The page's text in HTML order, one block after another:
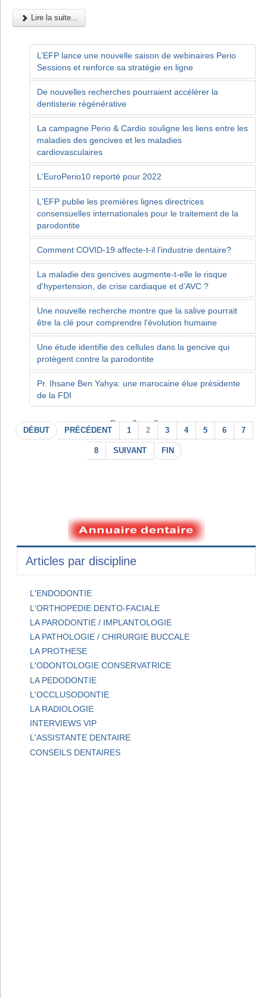
Lire la suite...
L’EFP lance une nouvelle saison de webinaires Perio
Sessions et renforce sa stratégie en ligne
De nouvelles recherches pourraient accélérer la
dentisterie régénérative
La campagne Perio & Cardio souligne les liens entre les
maladies des gencives et les maladies
cardiovasculaires
L'EuroPerio10 reporté pour 2022
L'EFP publie les premières lignes directrices
consensuelles internationales pour le traitement de la
parodontite
Comment COVID-19 affecte-t-il l'industrie dentaire?
La maladie des gencives augmente-t-elle le risque
d'hypertension, de crise cardiaque et d’AVC ?
Une nouvelle recherche montre que la salive pourrait
être la clé pour comprendre l'évolution humaine
Une étude identifie des cellules dans la gencive qui
protègent contre la parodontite
Pr. Ihsane Ben Yahya: une marocaine élue présidente
de la FDI
Page 2 sur 8
DÉBUT PRÉCÉDENT 1 2 3 4 5 6 7
8 SUIVANT FIN
Articles par discipline
L'ENDODONTIE
L'ORTHOPEDIE DENTO-FACIALE
LA PARODONTIE / IMPLANTOLOGIE
LA PATHOLOGIE / CHIRURGIE BUCCALE
LA PROTHESE
L'ODONTOLOGIE CONSERVATRICE
LA PEDODONTIE
L'OCCLUSODONTIE
LA RADIOLOGIE
INTERVIEWS VIP
L'ASSISTANTE DENTAIRE
CONSEILS DENTAIRES